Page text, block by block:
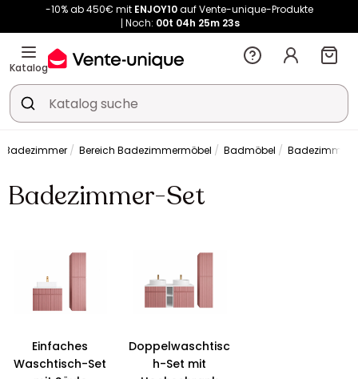
-10% ab 450€ mit ENJOY10auf Vente-unique-Produkte
Noch: 00t 04h 25m 23s
-10% ab 450€ mitENJOY10auf Vente-unique-Produkte
Katalog
Badezimmer Bereich Badezimmermöbel Badmöbel Badezimmer-
Badezimmer-Set
Einfaches
Waschtisch-Set
Doppelwaschtisc
h-Set mit